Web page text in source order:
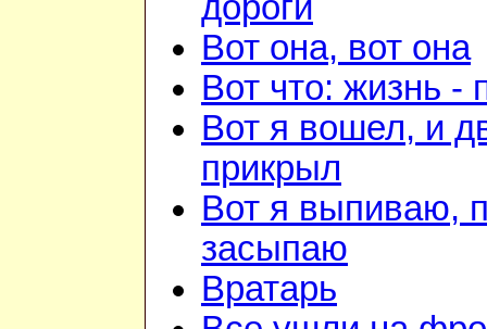
дороги
Вот она, вот она
Вот что: жизнь -
Вот я вошел, и
прикрыл
Вот я выпиваю,
засыпаю
Вратарь